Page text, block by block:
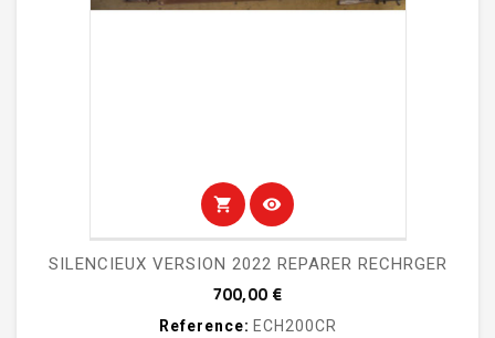
shopping_cart visibility
SILENCIEUX VERSION 2022 REPARER RECHRGER
700,00 €
Reference: ECH200CR